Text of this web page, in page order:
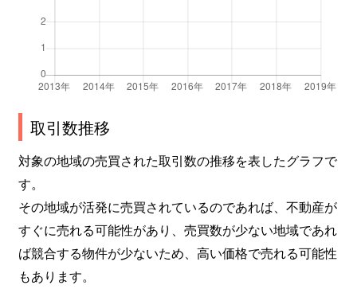
取引数推移
対象の地域の売買された取引数の推移を表したグラフで
す。
その地域が活発に売買されているのであれば、不動産が
すぐに売れる可能性があり、売買数が少ない地域であれ
ば競合する物件が少ないため、高い価格で売れる可能性
もあります。